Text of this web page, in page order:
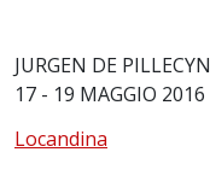
JURGEN DE PILLECYN
17 - 19 MAGGIO 2016
Locandina